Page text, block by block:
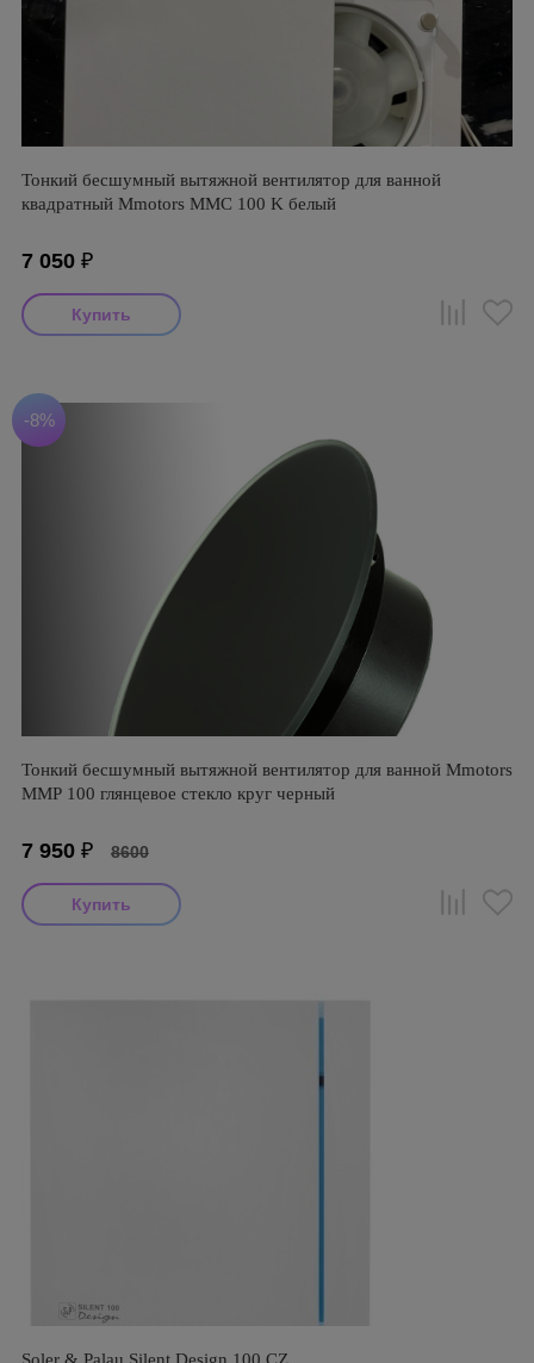
Тонкий бесшумный вытяжной вентилятор для ванной
квадратный Mmotors ММC 100 K белый
7 050 ₽
-8%
Тонкий бесшумный вытяжной вентилятор для ванной Mmotors
ММР 100 глянцевое стекло круг черный
7 950 ₽ 8600